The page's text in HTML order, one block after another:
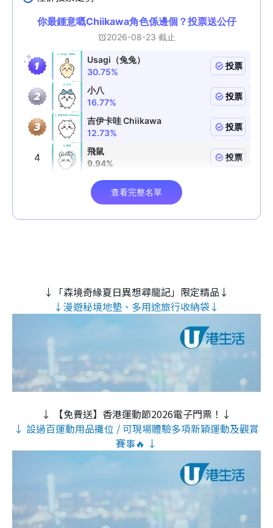
↓「森境奇緣夏日異想尋龍記」限定精品↓
↓漫遊秘境地墊、多用途旅行收納袋↓
↓ 【免費送】香港運動節2026電子門票！↓
↓ 設過百運動用品攤位 / 可現場體驗多項新穎運動及觀賞
賽事🔥 ↓